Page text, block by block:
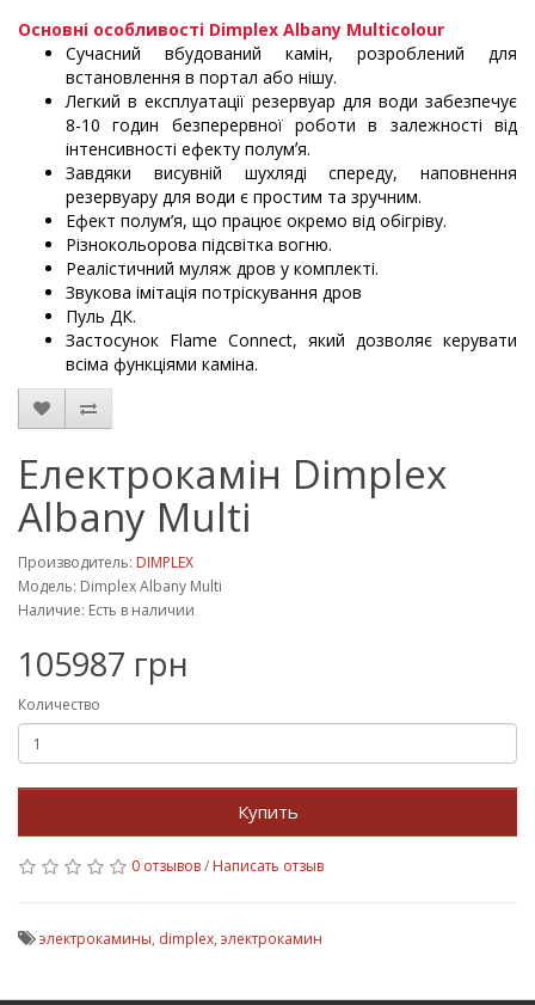
Основні особливості Dimplex Albany Multicolour
Сучасний вбудований камін, розроблений для
встановлення в портал або нішу.
Легкий в експлуатації резервуар для води забезпечує
8-10 годин безперервної роботи в залежності від
інтенсивності ефекту полумʼя.
Завдяки висувній шухляді спереду, наповнення
резервуару для води є простим та зручним.
Ефект полум’я, що працює окремо від обігріву.
Різнокольорова підсвітка вогню.
Реалістичний муляж дров у комплекті.
Звукова імітація потріскування дров
Пуль ДК.
Застосунок Flame Connect, який дозволяє керувати
всіма функціями каміна.
Електрокамін Dimplex
Albany Multi
Производитель: DIMPLEX
Модель: Dimplex Albany Multi
Наличие: Есть в наличии
105987 грн
Количество
Купить
0 отзывов/ Написать отзыв
электрокамины, dimplex, электрокамин